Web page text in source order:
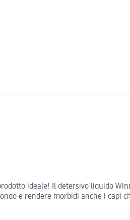
ideale! Il detersivo liquido
e rendere morbidi anche i capi